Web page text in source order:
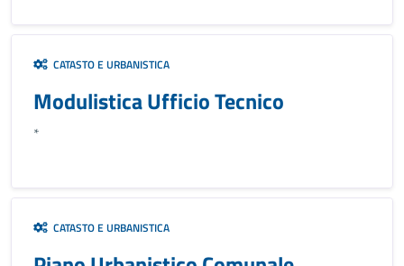
CATASTO E URBANISTICA
Modulistica Ufficio Tecnico
*
CATASTO E URBANISTICA